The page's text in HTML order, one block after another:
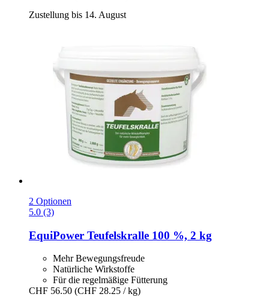
Zustellung bis 14. August
2 Optionen
5.0 (3)
EquiPower Teufelskralle 100 %, 2 kg
Mehr Bewegungsfreude
Natürliche Wirkstoffe
Für die regelmäßige Fütterung
CHF 56.50 (CHF 28.25 / kg)